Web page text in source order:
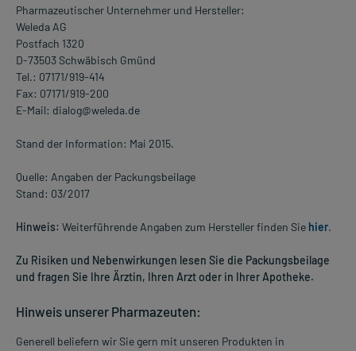
Pharmazeutischer Unternehmer und Hersteller:
Weleda AG
Postfach 1320
D-73503 Schwäbisch Gmünd
Tel.: 07171/919-414
Fax: 07171/919-200
E-Mail: dialog@weleda.de
Stand der Information: Mai 2015.
Quelle: Angaben der Packungsbeilage
Stand: 03/2017
Hinweis: Weiterführende Angaben zum Hersteller finden Sie hier.
Zu Risiken und Nebenwirkungen lesen Sie die Packungsbeilage
und fragen Sie Ihre Ärztin, Ihren Arzt oder in Ihrer Apotheke.
Hinweis unserer Pharmazeuten:
Generell beliefern wir Sie gern mit unseren Produkten in